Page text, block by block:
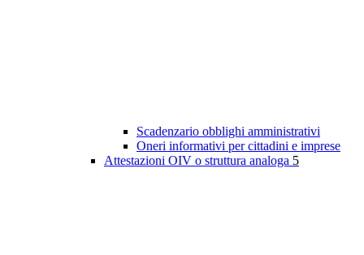
Scadenzario obblighi amministrativi
Oneri informativi per cittadini e imprese
Attestazioni OIV o struttura analoga 5